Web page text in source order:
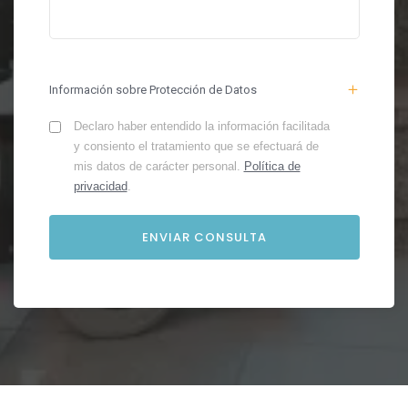
Información sobre Protección de Datos
Declaro haber entendido la información facilitada
y consiento el tratamiento que se efectuará de
mis datos de carácter personal. Política de
privacidad.